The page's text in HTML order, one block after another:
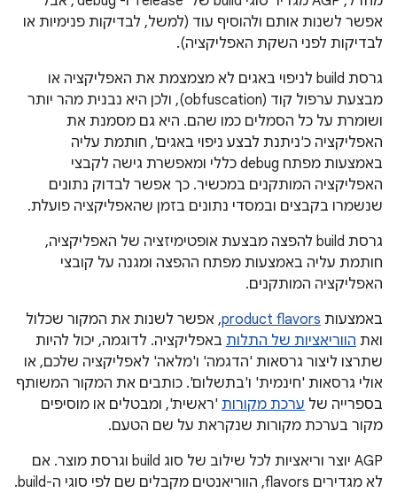
אפשר לשנות אותם ולהוסיף עוד (למשל, לבדיקות פנימיות או
לבדיקות לפני השקת האפליקציה).
גרסת build לניפוי באגים לא מצמצמת את האפליקציה או
מבצעת ערפול קוד (obfuscation), ולכן היא נבנית מהר יותר
ושומרת על כל הסמלים כמו שהם. היא גם מסמנת את
האפליקציה כ'ניתנת לבצע ניפוי באגים', חותמת עליה
באמצעות מפתח debug כללי ומאפשרת גישה לקבצי
האפליקציה המותקנים במכשיר. כך אפשר לבדוק נתונים
שנשמרו בקבצים ובמסדי נתונים בזמן שהאפליקציה פועלת.
גרסת build להפצה מבצעת אופטימיזציה של האפליקציה,
חותמת עליה באמצעות מפתח ההפצה ומגנה על קובצי
האפליקציה המותקנים.
באמצעות product flavors, אפשר לשנות את המקור שכלול
ואת הווריאציות של התלות באפליקציה. לדוגמה, יכול להיות
שתרצו ליצור גרסאות 'הדגמה' ו'מלאה' לאפליקציה שלכם, או
אולי גרסאות 'חינמית' ו'בתשלום'. כותבים את המקור המשותף
בספרייה של ערכת מקורות 'ראשית', ומבטלים או מוסיפים
מקור בערכת מקורות שנקראת על שם הטעם.
‫AGP יוצר וריאציות לכל שילוב של סוג build וגרסת מוצר. אם
לא מגדירים flavors, הווריאנטים מקבלים שם לפי סוגי ה-build.